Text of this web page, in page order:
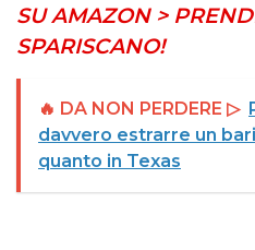
SU AMAZON >
SPARISCANO!
🔥 DA NON PERDERE ▷
davvero estrarre un
quanto in Texas